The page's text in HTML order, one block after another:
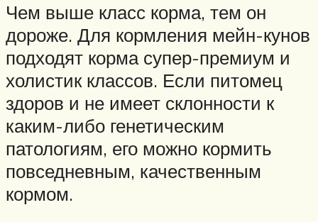
Чем выше класс корма, тем он
дороже. Для кормления мейн-кунов
подходят корма супер-премиум и
холистик классов. Если питомец
здоров и не имеет склонности к
каким-либо генетическим
патологиям, его можно кормить
повседневным, качественным
кормом.